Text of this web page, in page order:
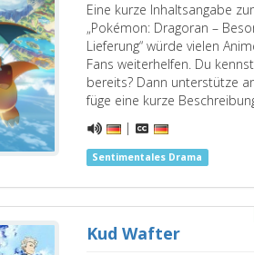
Eine kurze Inhaltsangabe
„Pokémon: Dragoran –
Lieferung“ würde vielen
Fans weiterhelfen. Du
bereits? Dann unterstütze
füge eine kurze
|
Sentimentales Drama
Kud Wafter